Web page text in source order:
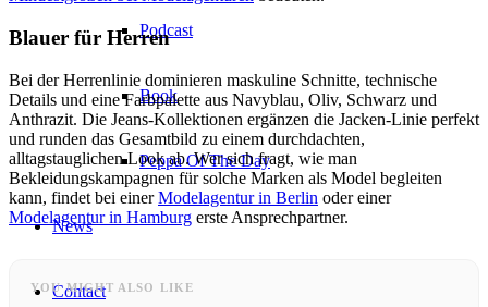
Podcast
Book
Peppa Of The Day
News
Contact
Blauer für Herren
Bei der Herrenlinie dominieren maskuline Schnitte, technische
Details und eine Farbpalette aus Navyblau, Oliv, Schwarz und
Anthrazit. Die Jeans-Kollektionen ergänzen die Jacken-Linie perfekt
und runden das Gesamtbild zu einem durchdachten,
alltagstauglichen Look ab. Wer sich fragt, wie man
Bekleidungskampagnen für solche Marken als Model begleiten
kann, findet bei einerModelagentur in Berlin oder einer
Modelagentur in Hamburg erste Ansprechpartner.
YOU MIGHT ALSO LIKE